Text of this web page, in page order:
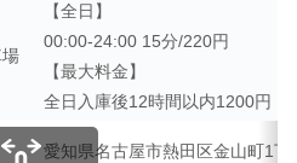
【全日】
00:00-24:00 15分/220円
【最大料金】
全日入庫後12時間以内1200円
愛知県名古屋市熱田区金山町1丁